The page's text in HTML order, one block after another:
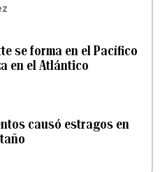
se forma en el Pacífico
en el Atlántico
causó estragos en